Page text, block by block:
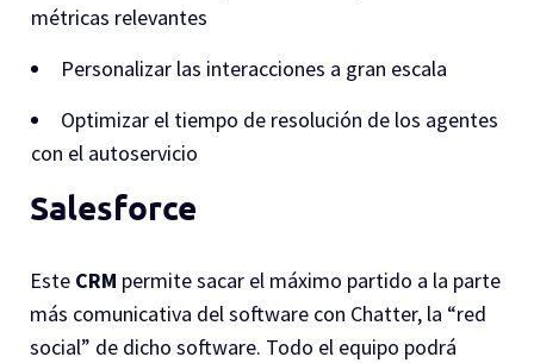
métricas relevantes
Personalizar las interacciones a gran escala
Optimizar el tiempo de resolución de los agentes
con el autoservicio
Salesforce
Este CRM permite sacar el máximo partido a la parte
más comunicativa del software con Chatter, la “red
social” de dicho software. Todo el equipo podrá